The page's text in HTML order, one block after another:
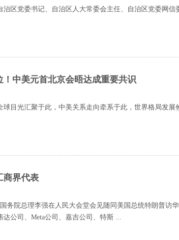
区党委书记、自治区人大常委会主任、自治区党委网信
！中美元首北京会晤达成重要共识
光汇聚于此，中美关系走向牵系于此，世界格局发展
商界代表
院总理李强在人民大会堂会见随同美国总统特朗普访
达公司、Meta公司、嘉吉公司、特斯 ...